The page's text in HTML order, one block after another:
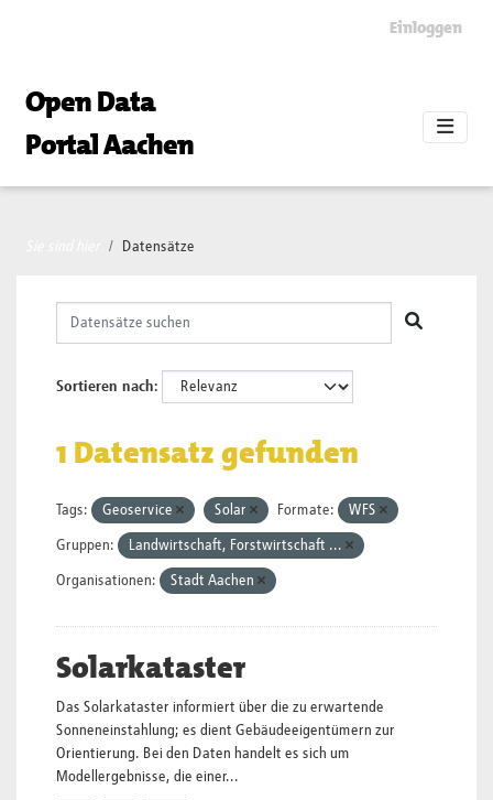
Einloggen
Open Data
Portal Aachen
Datensätze
Sortieren nach
1 Datensatz gefunden
Tags: Geoservice Solar Formate: WFS
Gruppen: Landwirtschaft, Forstwirtschaft ...
Organisationen: Stadt Aachen
Solarkataster
Das Solarkataster informiert über die zu erwartende
Sonneneinstahlung; es dient Gebäudeeigentümern zur
Orientierung. Bei den Daten handelt es sich um
Modellergebnisse, die einer...